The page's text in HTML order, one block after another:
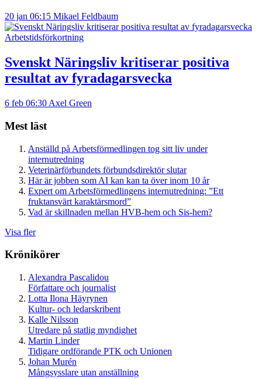
20 jan 06:15 Mikael Feldbaum
Arbetstidsförkortning
Svenskt Näringsliv kritiserar positiva
resultat av fyradagarsvecka
6 feb 06:30 Axel Green
Mest läst
Anställd på Arbetsförmedlingen tog sitt liv under
internutredning
Veterinärförbundets förbundsdirektör slutar
Här är jobben som AI kan kan ta över inom 10 år
Expert om Arbetsförmedlingens internutredning: ”Ett
fruktansvärt karaktärsmord”
Vad är skillnaden mellan HVB-hem och Sis-hem?
Visa fler
Krönikörer
Alexandra Pascalidou
Författare och journalist
Lotta Ilona Häyrynen
Kultur- och ledarskribent
Kalle Nilsson
Utredare på statlig myndighet
Martin Linder
Tidigare ordförande PTK och Unionen
Johan Murén
Mångsysslare utan anställning